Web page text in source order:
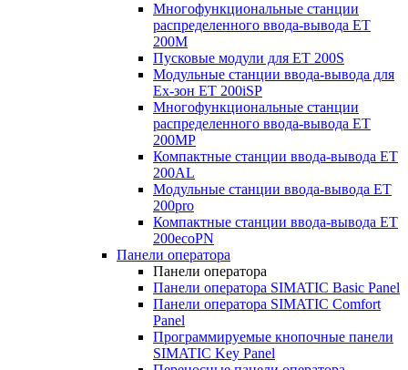
Многофункциональные станции
распределенного ввода-вывода ET
200M
Пусковые модули для ET 200S
Модульные станции ввода-вывода для
Ex-зон ET 200iSP
Многофункциональные станции
распределенного ввода-вывода ET
200MP
Компактные станции ввода-вывода ET
200AL
Модульные станции ввода-вывода ET
200pro
Компактные станции ввода-вывода ET
200ecoPN
Панели оператора
Панели оператора
Панели оператора SIMATIC Basic Panel
Панели оператора SIMATIC Comfort
Panel
Программируемые кнопочные панели
SIMATIC Key Panel